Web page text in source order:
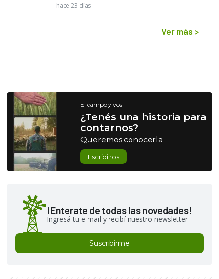
hace 23 días
Ver más >
El campo y vos
¿Tenés una historia para
contarnos?
Queremos conocerla
Escribinos
¡Enterate de todas las novedades!
Ingresá tu e-mail y recibí nuestro newsletter
Suscribirme